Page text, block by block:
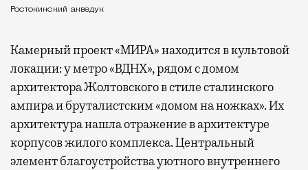
Ростокинский акведук
Камерный проект «МИРА» находится в культовой
локации: у метро «ВДНХ», рядом с домом
архитектора Жолтовского в стиле сталинского
ампира и бруталистским «домом на ножках». Их
архитектура нашла отражение в архитектуре
корпусов жилого комплекса. Центральный
элемент благоустройства уютного внутреннего